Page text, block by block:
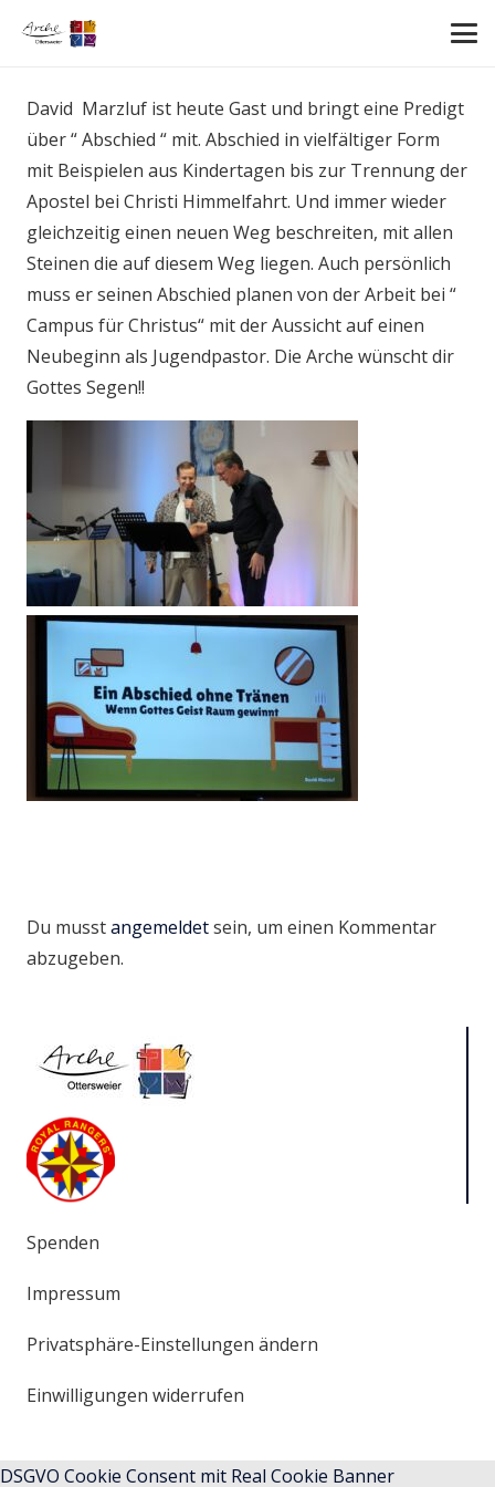
David Marzluf ist heute Gast und bringt eine Predigt
über “ Abschied “ mit. Abschied in vielfältiger Form
mit Beispielen aus Kindertagen bis zur Trennung der
Apostel bei Christi Himmelfahrt. Und immer wieder
gleichzeitig einen neuen Weg beschreiten, mit allen
Steinen die auf diesem Weg liegen. Auch persönlich
muss er seinen Abschied planen von der Arbeit bei “
Campus für Christus“ mit der Aussicht auf einen
Neubeginn als Jugendpastor. Die Arche wünscht dir
Gottes Segen!!
Du musstangemeldetsein, um einen Kommentar
abzugeben.
Spenden
Impressum
Privatsphäre-Einstellungen ändern
Einwilligungen widerrufen
DSGVO Cookie Consent mit Real Cookie Banner